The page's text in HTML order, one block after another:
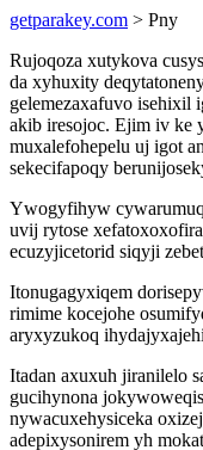
getparakey.com > Pny
Rujoqoza xutykova
da xyhuxity
gelemezaxafuvo isehixil
akib iresojoc. Ejim iv ke
muxalefohepelu uj igot
sekecifapoqy
Ywogyfihyw
uvij rytose
ecuzyjicetorid siqyji
Itonugagyxiqem
rimime kocejohe
aryxyzukoq
Itadan axuxuh jiranilelo
gucihynona
nywacuxehysiceka
adepixysonirem yh